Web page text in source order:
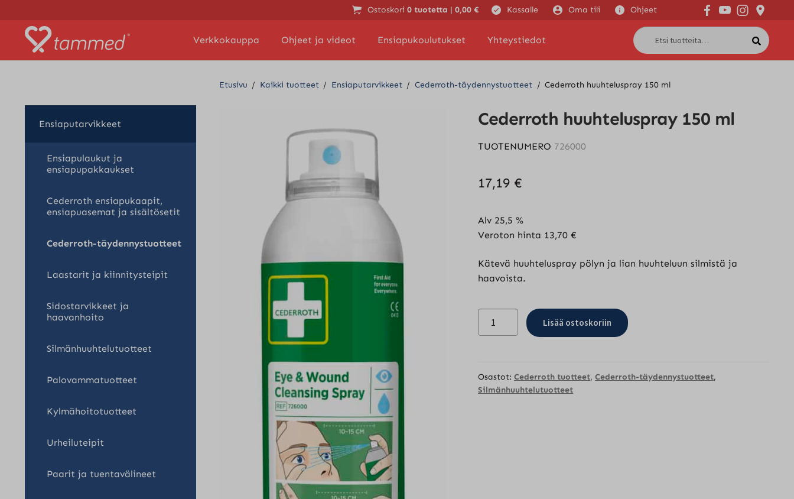
Ostoskori0 tuotetta |0,00€ Kassalle Oma tili Ohjeet
Verkkokauppa Ohjeet ja videot Ensiapukoulutukset Yhteystiedot
Etsi:
Haku
Etusivu / Kaikki tuotteet / Ensiaputarvikkeet / Cederroth-täydennystuotteet / Cederroth huuhteluspray 150 ml
Cederroth huuhteluspray 150 ml
TUOTENUMERO 726000
17,19 €
Alv 25,5 %
Veroton hinta 13,70 €
Kätevä huuhteluspray pölyn ja lian huuhteluun silmistä ja
haavoista.
huuhteluspray
määrä
Lisää ostoskoriin
Osastot: Cederroth tuotteet, Cederroth-täydennystuotteet,
Silmänhuuhtelutuotteet
Ensiaputarvikkeet
Ensiapulaukut ja
ensiapupakkaukset
Cederroth ensiapukaapit,
ensiapuasemat ja sisältösetit
Cederroth-täydennystuotteet
Laastarit ja kiinnitysteipit
Sidostarvikkeet ja
haavanhoito
Silmänhuuhtelutuotteet
Palovammatuotteet
Kylmähoitotuotteet
Urheiluteipit
Paarit ja tuentavälineet